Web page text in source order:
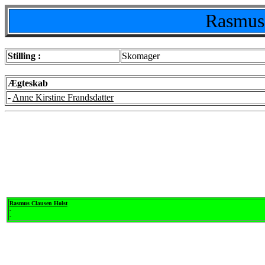
Stilling : Skomager
Ægteskab
- Anne Kirstine Frandsdatter
Rasmus Clausen Holst
-
-